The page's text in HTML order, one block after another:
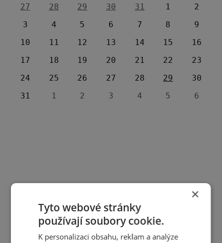
27
28 29 30 31 1
2
3
4 5 6 7 8
9
10
11 12 13 14 15
16
17
18 19 20 21 22
23
24
25 26 27 28 29
30
31
1 2 3 4 5 6
×
Tyto webové stránky
používají soubory cookie.
K personalizaci obsahu, reklam a analýze